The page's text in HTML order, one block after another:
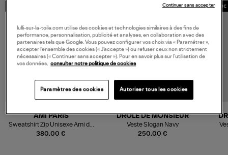
380,00 €
AMI PARIS
Sweatshirt Zip Unisexe Ami de
Cœur Noir
250,00 €
DRÔLE DE MONSIEUR
Veste Slogan Navy
MADE
lulli-sur-la-toile.com utilise des cookies et technologies similaires à des fins de
performance, personnalisation, publicité et analyses, en collaboration avec des
partenaires tels que Google. Vous pouvez configurer vos choix via « Paramétrer »,
accepter l’ensemble des cookies (« J’accepte ») ou refuser ceux non strictement
nécessaires (« Continuer sans accepter »). Pour en savoir plus sur l’utilisation de
vos données, consulter notre politique de cookies
Paramètres des cookies Autoriser tous les cookies
Continuer sans accepter